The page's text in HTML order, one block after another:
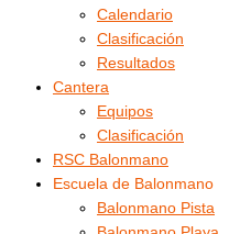
Calendario
Clasificación
Resultados
Cantera
Equipos
Clasificación
RSC Balonmano
Escuela de Balonmano
Balonmano Pista